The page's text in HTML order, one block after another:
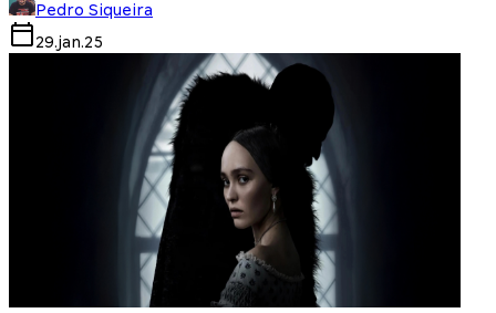
Pedro Siqueira
29.jan.25